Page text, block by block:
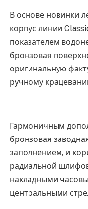
В основе новинки
корпус линии
показателем
бронзовая
оригинальную
ручному
Гармоничным
бронзовая
заполнением, и
радиальной
накладными
центральными